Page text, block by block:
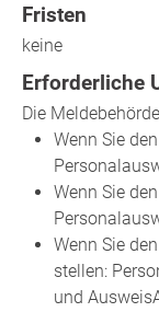
Fristen
keine
Erforderliche
Die
Wenn Sie
Wenn Sie
Wenn Sie
stellen:
und